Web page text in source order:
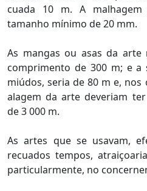
cuada 10 m. A
tamanho mínimo de 20 mm.
As mangas ou asas da
comprimento de 300 m; e a
miúdos, seria de 80 m e, nos
alagem da arte deveriam
de 3 000 m.
As artes que se usavam,
recuados tempos,
particularmente, no